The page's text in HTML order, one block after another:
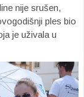
nije srušen,
ples bio
je uživala u